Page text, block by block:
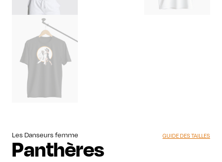
Les Danseurs femme
Panthères
GUIDE DES TAILLES